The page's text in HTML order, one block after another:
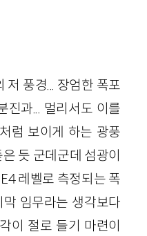
저 풍경... 장엄한 폭포
진과... 멀리서도 이를
럼 보이게 하는 광풍
듯 군데군데 섬광이
레벨로 측정되는 폭
임무라는 생각보다
이 절로 들기 마련이